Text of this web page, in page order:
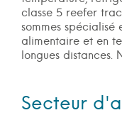
classe 5 reefer
sommes
alimentaire et en
longues distances.
Secteur